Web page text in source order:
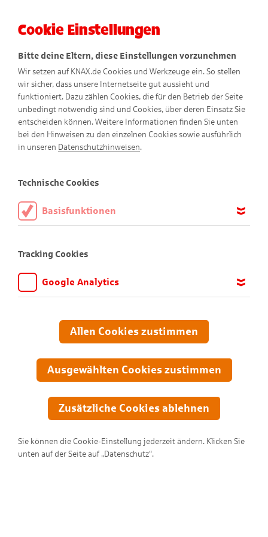
So ein Zirkus
Cookie Einstellungen
Bitte deine Eltern, diese Einstellungen vorzunehmen
Wir setzen auf KNAX.de Cookies und Werkzeuge ein. So stellen
wir sicher, dass unsere Internetseite gut aussieht und
funktioniert. Dazu zählen Cookies, die für den Betrieb der Seite
unbedingt notwendig sind und Cookies, über deren Einsatz Sie
entscheiden können. Weitere Informationen finden Sie unten
bei den Hinweisen zu den einzelnen Cookies sowie ausführlich
in unseren Datenschutzhinweisen.
Technische Cookies
Basisfunktionen
aktiviert sein.
Tracking Cookies
Google Analytics
anpassen und verbessern können. Aus diesem Grund nutzen wir
Google Analytics. Dieses Werkzeug erfasst die Seitenaufrufe zu
Übertragung anonymisiert.
Allen Cookies zustimmen
Ausgewählten Cookies zustimmen
Zusätzliche Cookies ablehnen
Sie können die Cookie-Einstellung jederzeit ändern. Klicken Sie
unten auf der Seite auf „Datenschutz“.